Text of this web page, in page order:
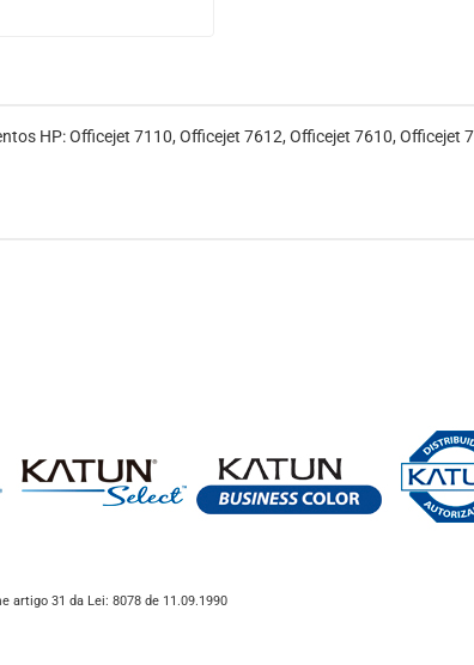
HP: Officejet 7110, Officejet 7612, Officejet 7610, Officejet
31 da Lei: 8078 de 11.09.1990